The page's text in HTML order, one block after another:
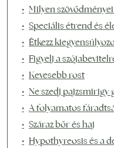
Milyen
Speciális étrend és
Étkezz
Figyelj a
Kevesebb rost
Ne szedj pajzsmirigy
A folyamatos
Száraz bőr és haj
Hypothyreosis és a